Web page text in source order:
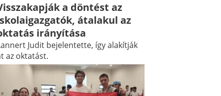
a döntést az
átalakul az
irányítása
Judit bejelentette, így alakítják
az oktatást.